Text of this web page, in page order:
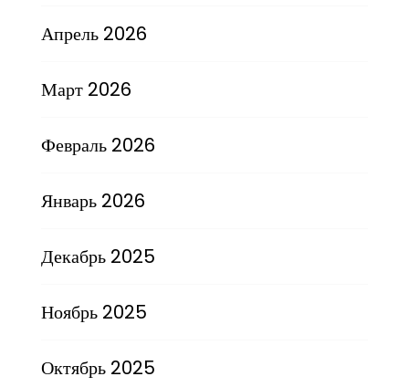
Апрель 2026
Март 2026
Февраль 2026
Январь 2026
Декабрь 2025
Ноябрь 2025
Октябрь 2025